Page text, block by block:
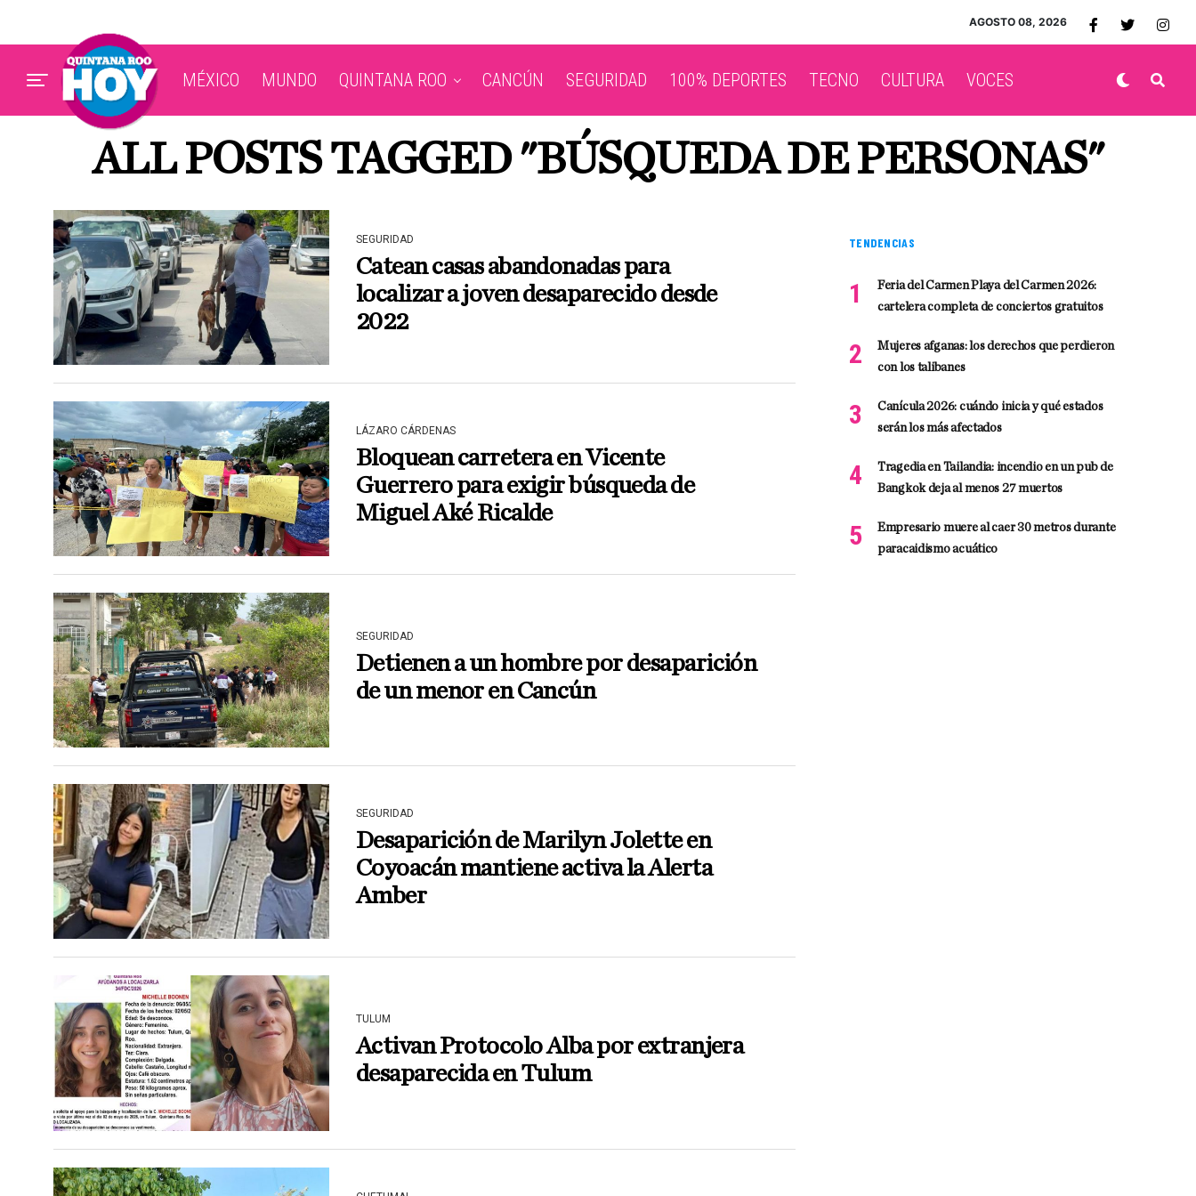
AGOSTO 08, 2026
MÉXICO MUNDO QUINTANA ROO CANCÚN SEGURIDAD 100% DEPORTES TECNO CULTURA VOCES
ALL POSTS TAGGED "BÚSQUEDA DE PERSONAS"
SEGURIDAD
Catean casas abandonadas para
localizar a joven desaparecido desde
2022
LÁZARO CÁRDENAS
Bloquean carretera en Vicente
Guerrero para exigir búsqueda de
Miguel Aké Ricalde
SEGURIDAD
Detienen a un hombre por desaparición
de un menor en Cancún
SEGURIDAD
Desaparición de Marilyn Jolette en
Coyoacán mantiene activa la Alerta
Amber
TULUM
Activan Protocolo Alba por extranjera
desaparecida en Tulum
TENDENCIAS
Feria del Carmen Playa del Carmen 2026:
cartelera completa de conciertos gratuitos
Mujeres afganas: los derechos que perdieron
con los talibanes
Canícula 2026: cuándo inicia y qué estados
serán los más afectados
Tragedia en Tailandia: incendio en un pub de
Bangkok deja al menos 27 muertos
Empresario muere al caer 30 metros durante
paracaidismo acuático